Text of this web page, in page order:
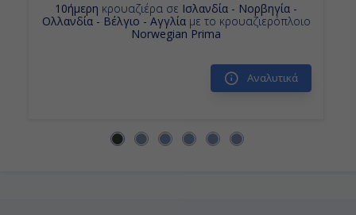
10ήμερη κρουαζιέρα σε Ισλανδία - Νορβηγία -
Ολλανδία - Βέλγιο - Αγγλίαμε το κρουαζιερόπλοιο
Norwegian Prima
Αναλυτικά